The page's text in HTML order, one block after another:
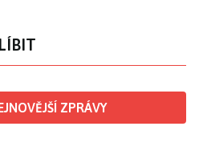
ZPRÁVY